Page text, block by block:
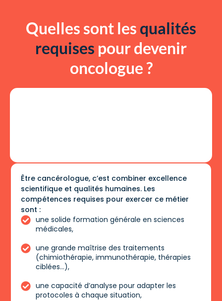
Quelles sont les qualités
requises pour devenir
oncologue ?
Être cancérologue, c’est combiner excellence
scientifique et qualités humaines. Les
compétences requises pour exercer ce métier
sont :
une solide formation générale en sciences
médicales,
une grande maîtrise des traitements
(chimiothérapie, immunothérapie, thérapies
ciblées…),
une capacité d’analyse pour adapter les
protocoles à chaque situation,